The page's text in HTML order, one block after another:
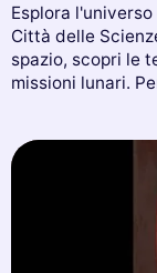
Esplora
Città delle
spazio, scopri le
missioni lunari.